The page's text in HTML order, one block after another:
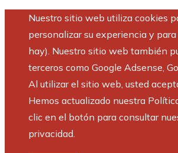
Nuestro sitio web utiliza cookies
personalizar su experiencia y
hay). Nuestro sitio web también
terceros como Google Adsense,
Al utilizar el sitio web, usted
Hemos actualizado nuestra
clic en el botón para consultar
privacidad.